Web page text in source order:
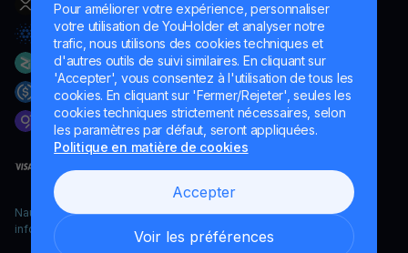
Pour améliorer votre expérience, personnaliser
votre utilisation de YouHolder et analyser notre
trafic, nous utilisons des cookies techniques et
d'autres outils de suivi similaires. En cliquant sur
'Accepter', vous consentez à l'utilisation de tous les
cookies. En cliquant sur 'Fermer/Rejeter', seules les
cookies techniques strictement nécessaires, selon
les paramètres par défaut, seront appliquées.
Politique en matière de cookies
Accepter
Voir les préférences
Naumard LTD. – uniquement à des fins de développement
informatique, de recherche et de marketing